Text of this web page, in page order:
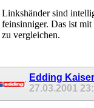
Linkshänder sind
feinsinniger. Das ist
zu vergleichen.
Edding Kaiser
27.03.2001